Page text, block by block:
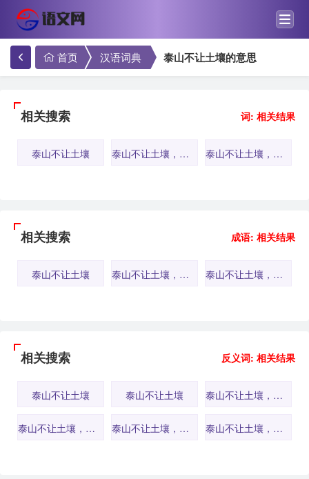
首页 汉语词典 泰山不让土壤的意思
相关搜索 词: 相关结果
泰山不让土壤 泰山不让土壤，故能成其高 泰山不让土壤，故能成其大
相关搜索 成语: 相关结果
泰山不让土壤 泰山不让土壤，故能成其大 泰山不让土壤，故能成其高
相关搜索 反义词: 相关结果
泰山不让土壤 泰山不让土壤 泰山不让土壤，故能成其高
泰山不让土壤，故能成其大 泰山不让土壤，故能成其高 泰山不让土壤，故能成其大